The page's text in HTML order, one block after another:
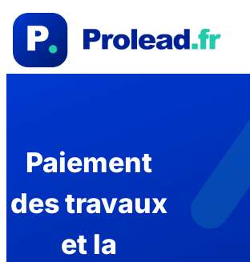
Paiement
des travaux
et la